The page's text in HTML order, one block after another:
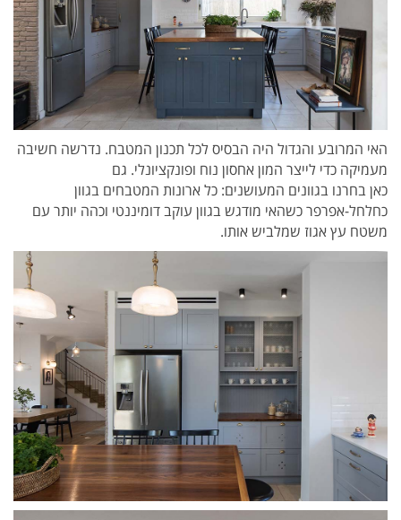
האי המרובע והגדול היה הבסיס לכל תכנון המטבח. נדרשה חשיבה
מעמיקה כדי לייצר המון אחסון נוח ופונקציונלי. גם
כאן בחרנו בגוונים המעושנים: כל ארונות המטבחים בגוון
כחלחל-אפרפר כשהאי מודגש בגוון עוקב דומיננטי וכהה יותר עם
משטח עץ אגוז שמלביש אותו.